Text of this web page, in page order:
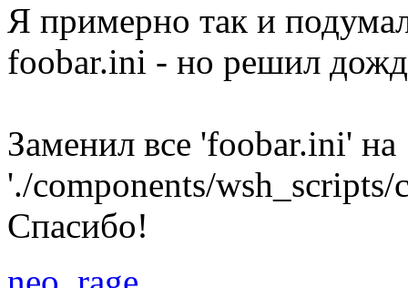
Я примерно так и
foobar.ini - но решил
Заменил все 'foobar.ini' на
'./components/wsh_scripts/
Спасибо!